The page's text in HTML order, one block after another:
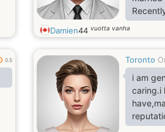
Am a
Damien44 vuotta vanha
0.5 Toronto
i am
caring.i